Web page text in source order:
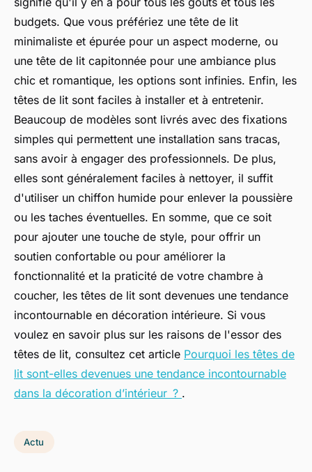
budgets. Que vous préfériez une tête de lit
minimaliste et épurée pour un aspect moderne, ou
une tête de lit capitonnée pour une ambiance plus
chic et romantique, les options sont infinies. Enfin, les
têtes de lit sont faciles à installer et à entretenir.
Beaucoup de modèles sont livrés avec des fixations
simples qui permettent une installation sans tracas,
sans avoir à engager des professionnels. De plus,
elles sont généralement faciles à nettoyer, il suffit
d'utiliser un chiffon humide pour enlever la poussière
ou les taches éventuelles. En somme, que ce soit
pour ajouter une touche de style, pour offrir un
soutien confortable ou pour améliorer la
fonctionnalité et la praticité de votre chambre à
coucher, les têtes de lit sont devenues une tendance
incontournable en décoration intérieure. Si vous
voulez en savoir plus sur les raisons de l'essor des
têtes de lit, consultez cet article Pourquoi les têtes de
lit sont-elles devenues une tendance incontournable
dans la décoration d’intérieur ? .
Actu